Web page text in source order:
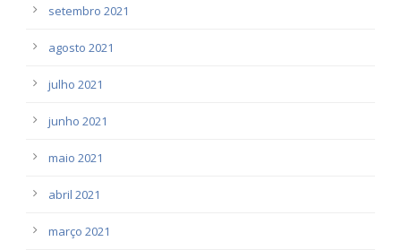
setembro 2021
agosto 2021
julho 2021
junho 2021
maio 2021
abril 2021
março 2021